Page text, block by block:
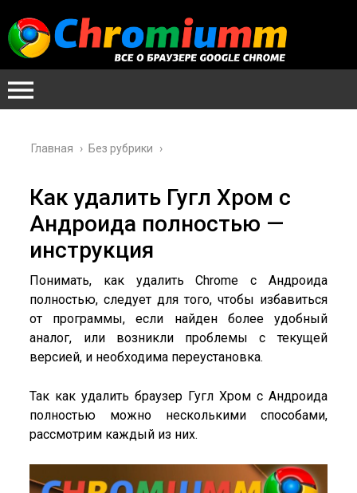
Главная › Без рубрики ›
Как удалить Гугл Хром с
Андроида полностью —
инструкция
Понимать, как удалить Chrome с Андроида
полностью, следует для того, чтобы избавиться
от программы, если найден более удобный
аналог, или возникли проблемы с текущей
версией, и необходима переустановка.
Так как удалить браузер Гугл Хром с Андроида
полностью можно несколькими способами,
рассмотрим каждый из них.